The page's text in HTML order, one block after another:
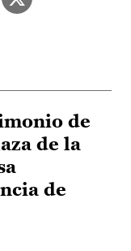
de
de la
de